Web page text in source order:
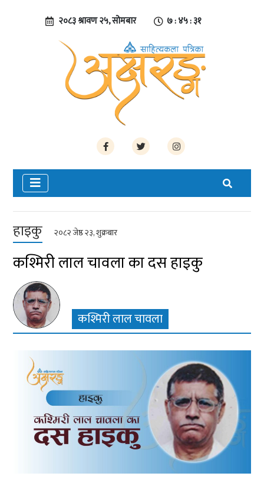
२०८३ श्रावण २५, सोमबार ७ : ४५ : ३२
हाइकु २०८२ जेष्ठ २३, शुक्रबार
कश्मिरी लाल चावला का दस हाइकु
कश्मिरी लाल चावला